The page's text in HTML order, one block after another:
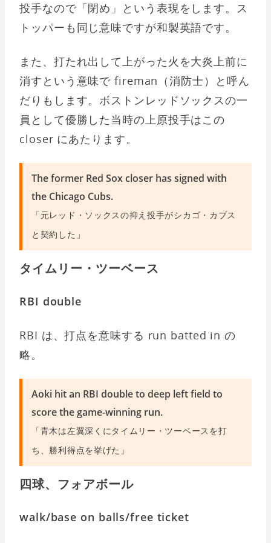
投手なので「閉め」という表現をします。ス
トッパーも同じ意味ですが和製英語です。
また、打たれ出して上がった火を大炎上前に
消すという意味で fireman（消防士）と呼ん
だりもします。ボストンレッドソックスの一
員として優勝した当時の上原投手はこの
closer にあたります。
The former Red Sox closer has signed with
the Chicago Cubs.
「元レッド・ソックスの抑え投手がシカゴ・カブス
と契約した」
タイムリー・ツーベース
RBI double
RBI は、打点を意味する run batted in の
略。
Aoki hit an RBI double to deep left field to
score the game-winning run.
「青木は左翼深くにタイムリー・ツーベースを打
ち、勝利得点を挙げた」
四球、フォアボール
walk/base on balls/free ticket